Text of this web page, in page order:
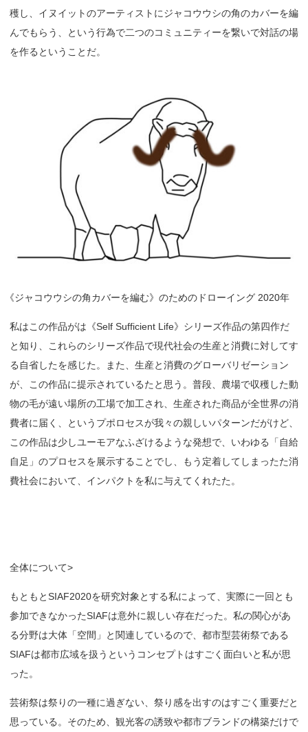
穫し、イヌイットのアーティストにジャコウウシの角のカバーを編
んでもらう、という行為で二つのコミュニティーを繋いで対話の場
を作るということだ。
《ジャコウウシの角カバーを編む》のためのドローイング 2020年
私はこの作品がは《Self Sufficient Life》シリーズ作品の第四作だ
と知り、これらのシリーズ作品で現代社会の生産と消費に対してす
る自省したを感じた。また、生産と消費のグローバリゼーション
が、この作品に提示されているたと思う。普段、農場で収穫した動
物の毛が遠い場所の工場で加工され、生産された商品が全世界の消
費者に届く、というプポロセスが我々の親しいパターンだがけど、
この作品は少しユーモアなふざけるような発想で、いわゆる「自給
自足」のプロセスを展示することでし、もう定着してしまったた消
費社会において、インパクトを私に与えてくれたた。
全体について>
もともとSIAF2020を研究対象とする私によって、実際に一回とも
参加できなかったSIAFは意外に親しい存在だった。私の関心があ
る分野は大体「空間」と関連しているので、都市型芸術祭である
SIAFは都市広域を扱うというコンセプトはすごく面白いと私が思
った。
芸術祭は祭りの一種に過ぎない、祭り感を出すのはすごく重要だと
思っている。そのため、観光客の誘致や都市ブランドの構築だけで